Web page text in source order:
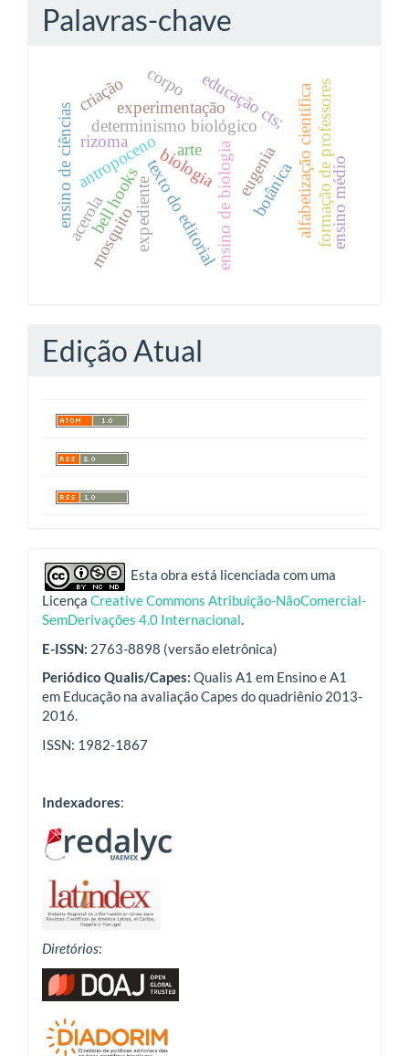
Palavras-chave
texto do editorial eugenia
ensino de biologia
determinismo biológico alfabetização científica
antropoceno
expediente
educação cts;
ensino de ciências bell hooks formação de professores
experimentação
biologia
mosquito
botânica
acerola ensino médio
rizoma arte
corpo
criação
Edição Atual
indexadoresEsta obra está licenciada com uma
Licença Creative Commons Atribuição-NãoComercial-
SemDerivações 4.0 Internacional.
E-ISSN: 2763-8898 (versão eletrônica)
Periódico Qualis/Capes: Qualis A1 em Ensino e A1
em Educação na avaliação Capes do quadriênio 2013-
2016.
ISSN: 1982-1867
Indexadores:
Diretórios: